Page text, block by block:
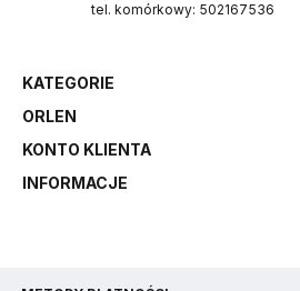
tel. komórkowy: 502167536
KATEGORIE
ORLEN
KONTO KLIENTA
INFORMACJE